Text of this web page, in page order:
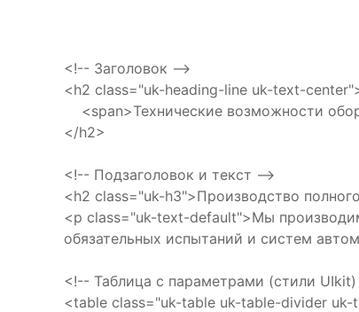
<!-- Заголовок -->
<h2 class="uk-heading-line uk-text-
<span>Технические возможности
</h2>
<!-- Подзаголовок и текст -->
<h2 class="uk-h3">Производство
<p class="uk-text-default">Мы
обязательных испытаний и систем
<!-- Таблица с параметрами (стили UIkit)
<table class="uk-table uk-table-divider uk-